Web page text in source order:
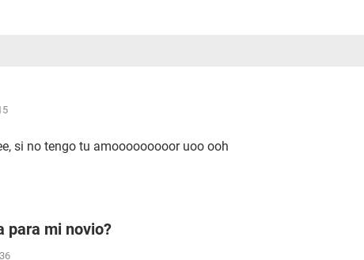
si no tengo tu amooooooooor uoo ooh
para mi novio?